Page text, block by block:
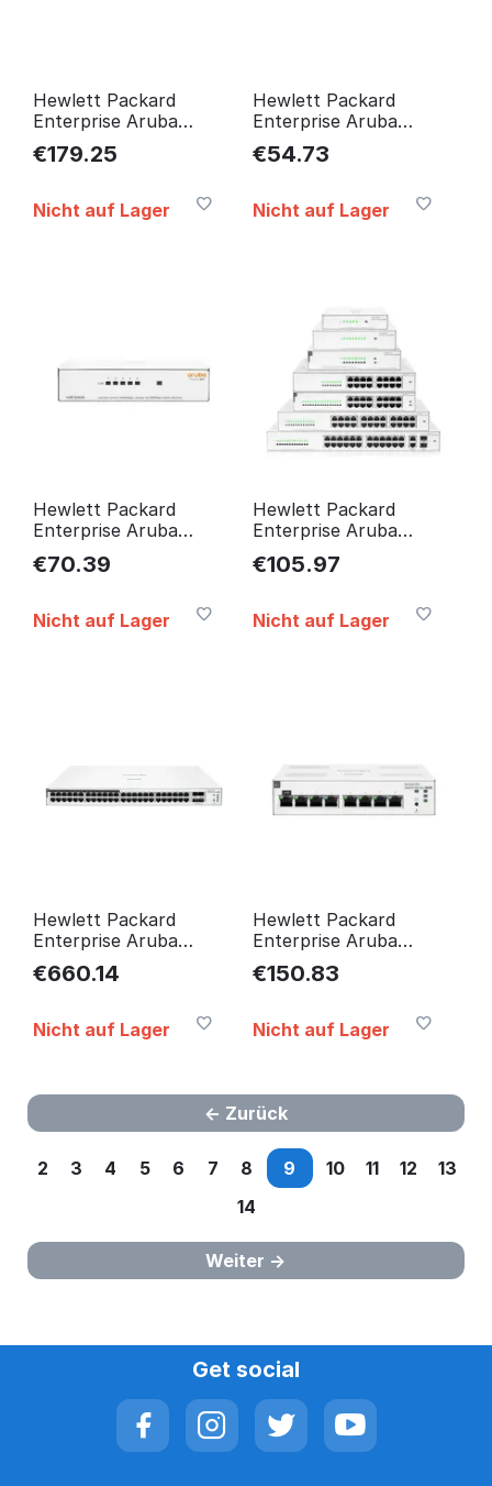
Hewlett Packard
Enterprise Aruba
Instant On 1430 16G
Unmanaged L2 Gigabit
€179.25
Nicht auf Lager
Hewlett Packard
Enterprise Aruba
Instant On 1430 5G
Unmanaged L2 Gigabit
€54.73
Nicht auf Lager
Hewlett Packard
Enterprise Aruba
Instant On 1430 5G
Unmanaged L2 Gigabit
€70.39
Nicht auf Lager
Hewlett Packard
Enterprise Aruba
Instant On 1430 8G
Unmanaged L2 Gigabit
€105.97
Nicht auf Lager
Hewlett Packard
Enterprise Aruba
Instant On 1830 48G
24P Class4 Poe 4Sfp
€660.14
Nicht auf Lager
Hewlett Packard
Enterprise Aruba
Instant On 1830 8G
Managed L2 Gigabit
€150.83
Nicht auf Lager
Zurück
2 3 4 5 6 7 8 9 10 11 12
13
14
Weiter
Get social